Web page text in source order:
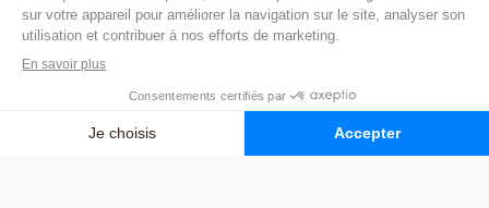
trouver-maison-de-retraite.fr© 2023 All Right